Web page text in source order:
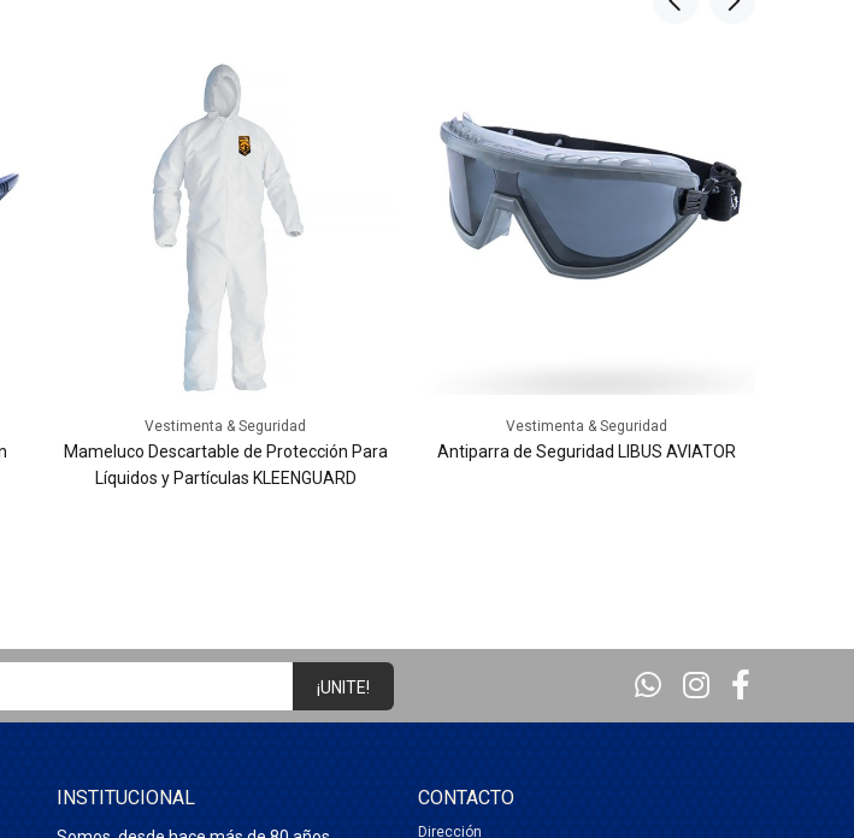
Vestimenta & Seguridad
Mameluco Descartable de Protección Para
Líquidos y Partículas KLEENGUARD
Vestimenta & Seguridad
Antiparra de Seguridad LIBUS AVIATOR
¡UNITE!
INSTITUCIONAL CONTACTO
Dirección